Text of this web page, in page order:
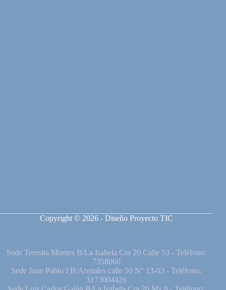
Copyright © 2026 - Diseño Proyecto TIC
Sede Teresita Montes B/La Isabela Cra 20 Calle 53 - Teléfono:
7358060
Sede Juan Pablo I B/Arenales calle 50 N° 13-03 - Teléfono:
3173004426